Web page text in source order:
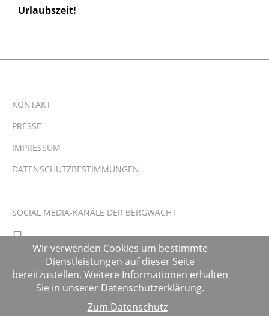
Urlaubszeit!
KONTAKT
PRESSE
IMPRESSUM
DATENSCHUTZBESTIMMUNGEN
SOCIAL MEDIA-KANÄLE DER BERGWACHT
Wir verwenden Cookies um bestimmte
Dienstleistungen auf dieser Seite
bereitzustellen. Weitere Informationen erhalten
Sie in unserer Datenschutzerklärung.
Zum Datenschutz